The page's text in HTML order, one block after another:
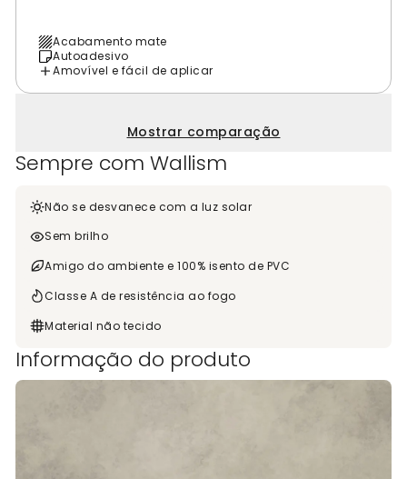
Acabamento mate
Autoadesivo
Amovível e fácil de aplicar
Mostrar comparação
Sempre com Wallism
Não se desvanece com a luz solar
Sem brilho
Amigo do ambiente e 100% isento de PVC
Classe A de resistência ao fogo
Material não tecido
Informação do produto